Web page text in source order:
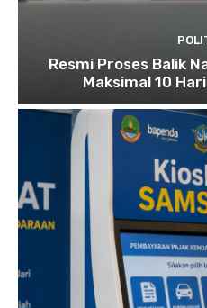
Resmi Proses Balik
Maksimal 10